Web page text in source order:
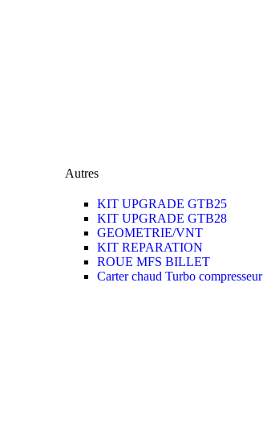
Autres
KIT UPGRADE GTB25
KIT UPGRADE GTB28
GEOMETRIE/VNT
KIT REPARATION
ROUE MFS BILLET
Carter chaud Turbo compresseur